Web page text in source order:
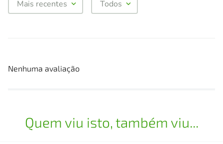
Mais recentes Todos
Nenhuma avaliação
Quem viu isto, também viu...